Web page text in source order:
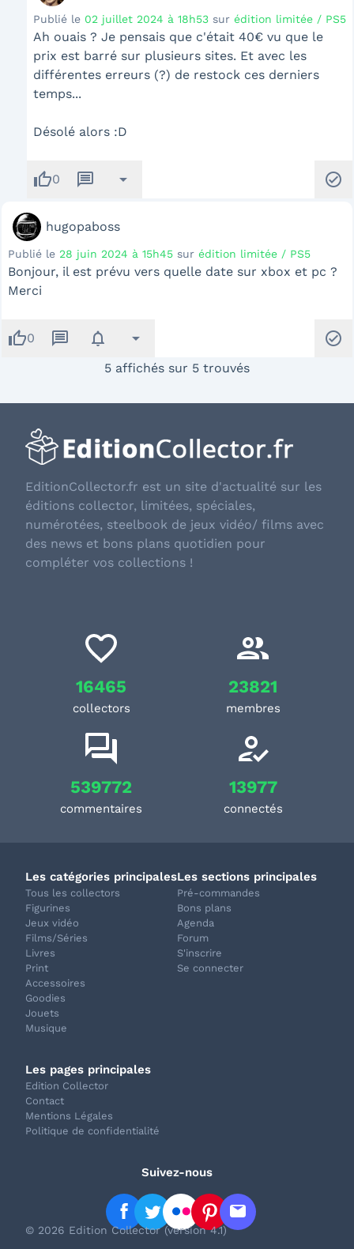
Publié le 02 juillet 2024 à 18h53 sur édition limitée / PS5
Ah ouais ? Je pensais que c'était 40€ vu que le
prix est barré sur plusieurs sites. Et avec les
différentes erreurs (?) de restock ces derniers
temps...
Désolé alors :D
thumb_up0 message arrow_drop_down check_circle
hugopaboss
Publié le 28 juin 2024 à 15h45 sur édition limitée / PS5
Bonjour, il est prévu vers quelle date sur xbox et pc ?
Merci
thumb_up0 message notifications arrow_drop_down check_circle
5 affichés sur 5 trouvés
EditionCollector.fr est un site d'actualité sur les
éditions collector, limitées, spéciales,
numérotées, steelbook de jeux vidéo/ films avec
des news et bons plans quotidien pour
compléter vos collections !
16465
collectors
23821
membres
539772
commentaires
13977
connectés
Les catégories principales
Tous les collectors
Figurines
Jeux vidéo
Films/Séries
Livres
Print
Accessoires
Goodies
Jouets
Musique
Les sections principales
Pré-commandes
Bons plans
Agenda
Forum
S'inscrire
Se connecter
Les pages principales
Edition Collector
Contact
Mentions Légales
Politique de confidentialité
Suivez-nous
© 2026 Edition Collector (version 4.1)